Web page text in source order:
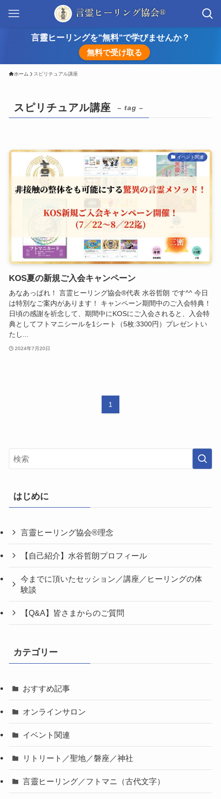
言靈ヒーリングを"無料"で学びませんか？
無料で受け取る
ホーム スピリチュアル講座
スピリチュアル講座 – tag –
イベント関連
KOS夏の新規ご入会キャンペーン
あなあっぱれ！ 言霊ヒーリング協会®代表 水谷哲朗 です^^ 今日
は特別なご案内があります！ キャンペーン期間中のご入会特典！
日頃の感謝を祈念して、期間中にKOSにご入会されると、入会特
典としてフトマニシールを1シート（5枚:3300円）プレゼントい
たし...
2024年7月20日
1
はじめに
言靈ヒーリング協会®理念
【自己紹介】水谷哲朗プロフィール
今までに頂いたセッション／講座／ヒーリングの体
験談
【Q&A】皆さまからのご質問
カテゴリー
おすすめ記事
オンラインサロン
イベント関連
リトリート／聖地／磐座／神社
言靈ヒーリング／フトマニ（古代文字）